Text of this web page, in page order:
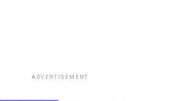
ADVERTISEMENT